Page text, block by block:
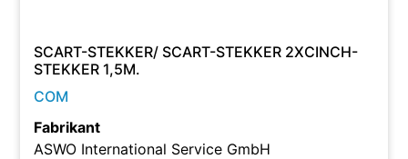
SCART-STEKKER/ SCART-STEKKER 2XCINCH-
STEKKER 1,5M.
COM
Fabrikant
ASWO International Service GmbH